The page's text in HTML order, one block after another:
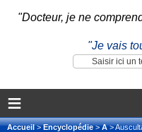
"Docteur, je ne
"Je vais
≡
Accueil>Encyclopédie>A>